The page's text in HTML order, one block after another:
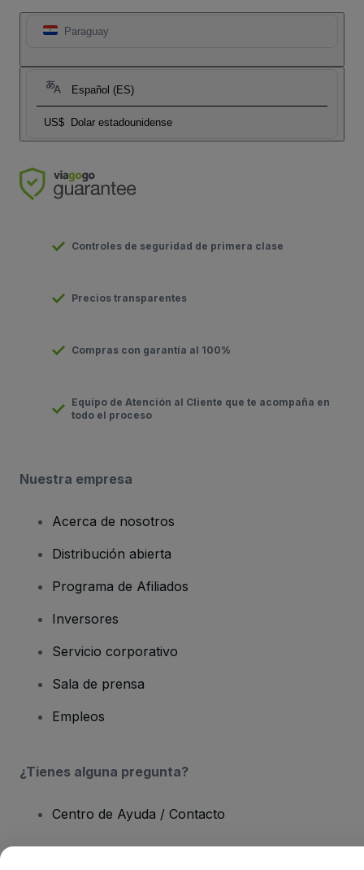
Paraguay
Español (ES)
US$ Dolar estadounidense
Controles de seguridad de primera clase
Precios transparentes
Compras con garantía al 100%
Equipo de Atención al Cliente que te acompaña en
todo el proceso
Nuestra empresa
Acerca de nosotros
Distribución abierta
Programa de Afiliados
Inversores
Servicio corporativo
Sala de prensa
Empleos
¿Tienes alguna pregunta?
Centro de Ayuda / Contacto